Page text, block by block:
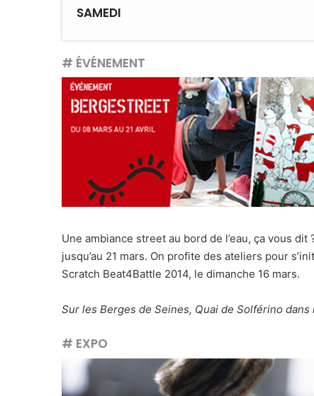
SAMEDI
# ÉVÉNEMENT
Une ambiance street au bord de l’eau, ça vous dit
jusqu’au 21 mars. On profite des ateliers pour
Scratch Beat4Battle 2014, le dimanche 16 mars.
Sur les Berges de Seines, Quai de Solférino dans
# EXPO